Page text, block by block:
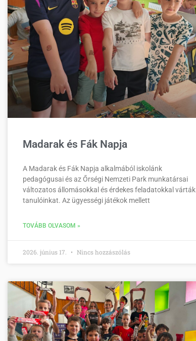
Madarak és Fák Napja
A Madarak és Fák Napja alkalmából iskolánk
pedagógusai és az Őrségi Nemzeti Park munkatársai
változatos állomásokkal és érdekes feladatokkal várták
tanulóinkat. Az ügyességi játékok mellett
TOVÁBB OLVASOM »
2026. június 17. Nincs hozzászólás